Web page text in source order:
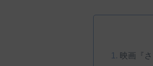
映画『